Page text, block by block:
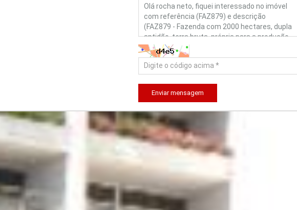
Enviar mensagem